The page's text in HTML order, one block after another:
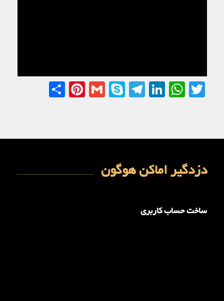
Twitter
WhatsApp
LinkedIn
Telegram
Skype
Gmail
Pinterest
دزدگیر اماکن هوگون
ساخت حساب کاربری